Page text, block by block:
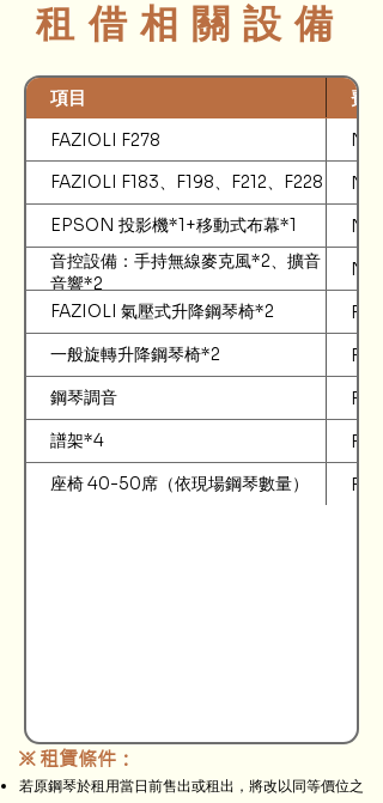
​租借相關設備
項目 費
FAZIOLI F278
FAZIOLI F183、F198、F212、F228
EPSON 投影機*1+移動式布幕*1
音控設備：手持無線麥克風*2、擴音
音響*2
FAZIOLI 氣壓式升降鋼琴椅*2
Free
一般旋轉升降鋼琴椅*2
Free
鋼琴調音
Free
譜架*4
Free
座椅 40-50席（依現場鋼琴數量）
Free
※ 租賃條件：
若原鋼琴於租用當日前售出或租出，將改以同等價位之